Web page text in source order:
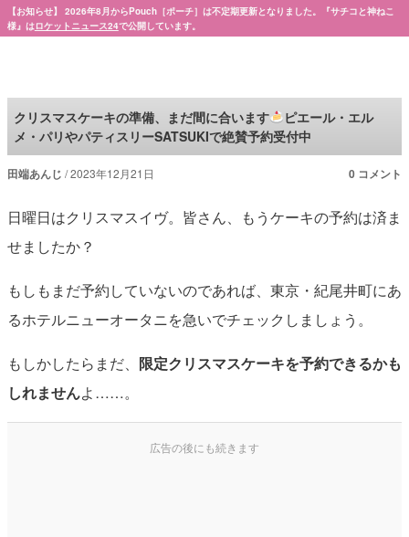
【お知らせ】 2026年8月からPouch［ポーチ］は不定期更新となりました。『サチコと神ねこ
様』はロケットニュース24で公開しています。
クリスマスケーキの準備、まだ間に合います
ピエール・エル
メ・パリやパティスリーSATSUKIで絶賛予約受付中
田端あんじ 2023年12月21日 0 コメント
日曜日はクリスマスイヴ。皆さん、もうケーキの予約は済ま
せましたか？
もしもまだ予約していないのであれば、東京・紀尾井町にあ
るホテルニューオータニを急いでチェックしましょう。
もしかしたらまだ、 限定クリスマスケーキを予約できるかも
しれませんよ……。